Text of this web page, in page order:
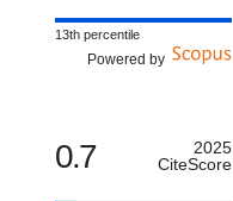
13th percentile
Powered by
0.7
2025
CiteScore